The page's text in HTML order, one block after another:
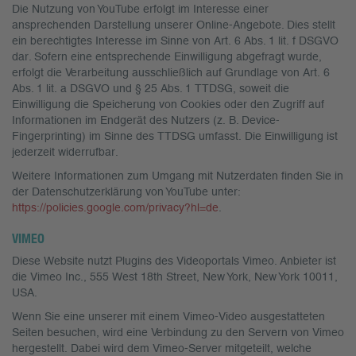
Die Nutzung von YouTube erfolgt im Interesse einer
ansprechenden Darstellung unserer Online-Angebote. Dies stellt
ein berechtigtes Interesse im Sinne von Art. 6 Abs. 1 lit. f DSGVO
dar. Sofern eine entsprechende Einwilligung abgefragt wurde,
erfolgt die Verarbeitung ausschließlich auf Grundlage von Art. 6
Abs. 1 lit. a DSGVO und § 25 Abs. 1 TTDSG, soweit die
Einwilligung die Speicherung von Cookies oder den Zugriff auf
Informationen im Endgerät des Nutzers (z. B. Device-
Fingerprinting) im Sinne des TTDSG umfasst. Die Einwilligung ist
jederzeit widerrufbar.
Weitere Informationen zum Umgang mit Nutzerdaten finden Sie in
der Datenschutzerklärung von YouTube unter:
https://policies.google.com/privacy?hl=de
VIMEO
Diese Website nutzt Plugins des Videoportals Vimeo. Anbieter ist
die Vimeo Inc., 555 West 18th Street, New York, New York 10011,
USA.
Wenn Sie eine unserer mit einem Vimeo-Video ausgestatteten
Seiten besuchen, wird eine Verbindung zu den Servern von Vimeo
hergestellt. Dabei wird dem Vimeo-Server mitgeteilt, welche